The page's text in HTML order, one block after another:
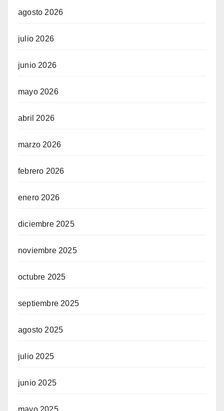
agosto 2026
julio 2026
junio 2026
mayo 2026
abril 2026
marzo 2026
febrero 2026
enero 2026
diciembre 2025
noviembre 2025
octubre 2025
septiembre 2025
agosto 2025
julio 2025
junio 2025
mayo 2025